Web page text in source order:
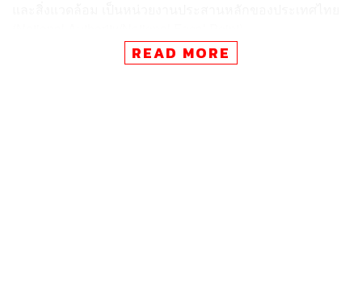
นอกจากนี้ ยังเห็นชอบให้แต่งตั้งอธิบดีกรมการเปลี่ยนแปลง
READ MORE